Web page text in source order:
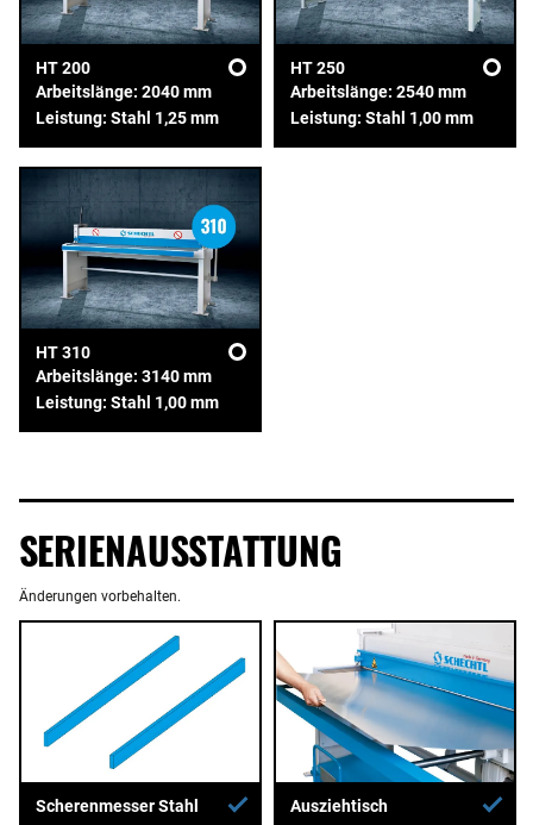
HT 200
Arbeitslänge: 2040 mm
Leistung: Stahl 1,25 mm
HT 250
Arbeitslänge: 2540 mm
Leistung: Stahl 1,00 mm
HT 310
Arbeitslänge: 3140 mm
Leistung: Stahl 1,00 mm
SERIENAUSSTATTUNG
Änderungen vorbehalten.
Scherenmesser Stahl Ausziehtisch